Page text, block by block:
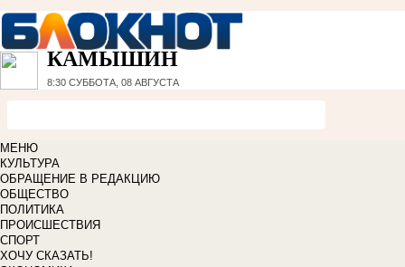
КАМЫШИН
8:30 СУББОТА, 08 АВГУСТА
МЕНЮ
КУЛЬТУРА
ОБРАЩЕНИЕ В РЕДАКЦИЮ
ОБЩЕСТВО
ПОЛИТИКА
ПРОИСШЕСТВИЯ
СПОРТ
ХОЧУ СКАЗАТЬ!